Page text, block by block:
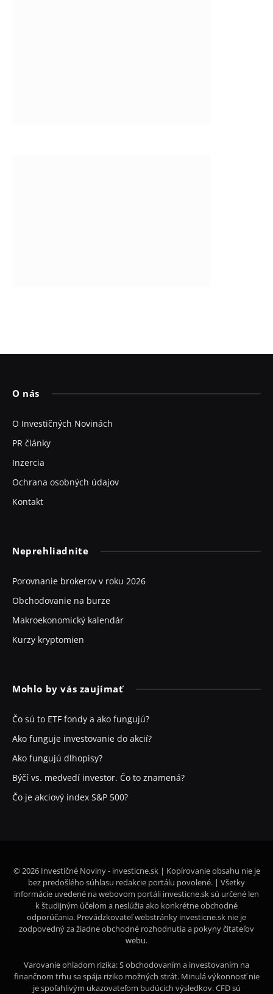
O nás
O Investičných Novinách
PR články
Inzercia
Ochrana osobných údajov
Kontakt
Neprehliadnite
Porovnanie brokerov v roku 2026
Obchodovanie na burze
Makroekonomický kalendár
Kurzy kryptomien
Mohlo by vás zaujímať
Čo sú to ETF fondy a ako fungujú?
Ako funguje investovanie do akcií?
Ako fungujú dlhopisy?
Býčí vs. medvedí investor. Čo to znamená?
Čo je akciový index S&P 500?
© 2026 Investičné Noviny - investicne.sk | Kopírovanie obsahu nie je
bez predošlého súhlasu redakcie portálu povolené. | Všetky
informácie uvedené na webovom portáli investicne.sk sú určené len
k študijným účelom a neslúžia ako konkrétne obchodné
odporúčania. Prevádzkovateľ webstránky investicne.sk nie je
zodpovedný za žiadne obchodné rozhodnutia a pokyny čitateľov
webu.
Varovanie ohľadom rizika: S obchodovaním a investovaním na
finančnom trhu sa spája riziko možných strát. Minulá výkonnosť nie
je spoľahlivým ukazovateľom budúcich výsledkov. CFD sú